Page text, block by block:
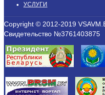
УСЛУГИ
Copyright © 2012-2019
Свидетельство №3761403875